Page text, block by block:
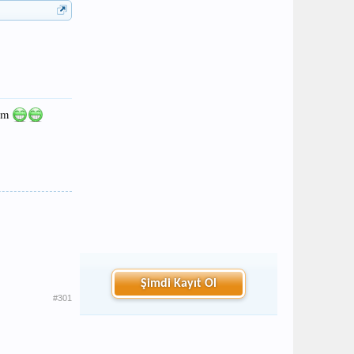
#301
Şimdi Kayıt Ol